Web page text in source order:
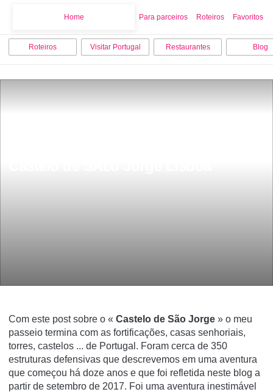
Home Para parceiros Roteiros Favoritos
Roteiros Visitar Portugal Restaurantes Blog
Com este post sobre o « Castelo de São Jorge » o meu
passeio termina com as fortificações, casas senhoriais,
torres, castelos ... de Portugal. Foram cerca de 350
estruturas defensivas que descrevemos em uma aventura
que começou há doze anos e que foi refletida neste blog a
partir de setembro de 2017. Foi uma aventura inestimável